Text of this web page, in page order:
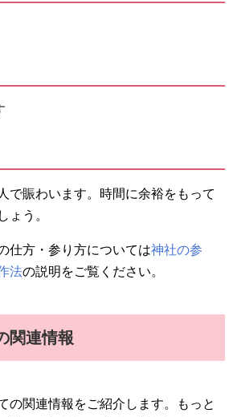
で賑わいます。時間に余裕をもって
ょう。
仕方・参り方については神社の参
法の説明をご覧ください。
関連情報
の関連情報をご紹介します。もっと